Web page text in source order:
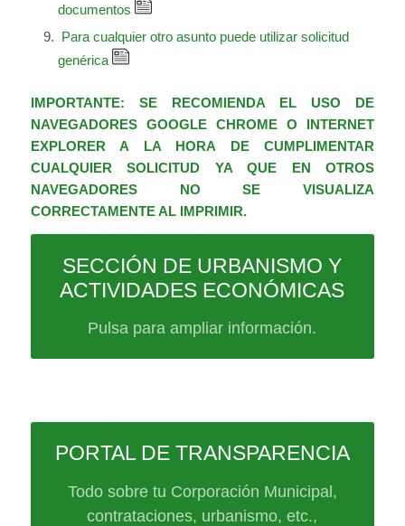
documentos
Para cualquier otro asunto puede utilizar solicitud
genérica
IMPORTANTE: SE RECOMIENDA EL USO DE
NAVEGADORES GOOGLE CHROME O INTERNET
EXPLORER A LA HORA DE CUMPLIMENTAR
CUALQUIER SOLICITUD YA QUE EN OTROS
NAVEGADORES NO SE VISUALIZA
CORRECTAMENTE AL IMPRIMIR.
SECCIÓN DE URBANISMO Y
ACTIVIDADES ECONÓMICAS
Pulsa para ampliar información.
PORTAL DE TRANSPARENCIA
Todo sobre tu Corporación Municipal,
contrataciones, urbanismo, etc.,